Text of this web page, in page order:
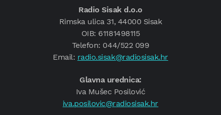
Radio Sisak d.o.o
Rimska ulica 31, 44000 Sisak
OIB: 61181498115
Telefon: 044/522 099
Email: radio.sisak@radiosisak.hr
Glavna urednica:
Iva Mušec Posilović
iva.posilovic@radiosisak.hr